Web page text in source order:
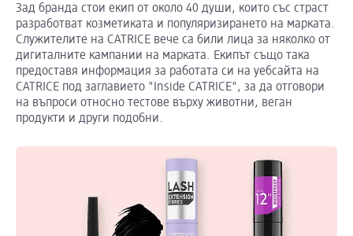
Зад бранда стои екип от около 40 души, които със страст
разработват козметиката и популяризирането на марката.
Служителите на CATRICE вече са били лица за няколко от
дигиталните кампании на марката. Екипът също така
предоставя информация за работата си на уебсайта на
CATRICE под заглавието "Inside CATRICE", за да отговори
на въпроси относно тестове върху животни, веган
продукти и други подобни.